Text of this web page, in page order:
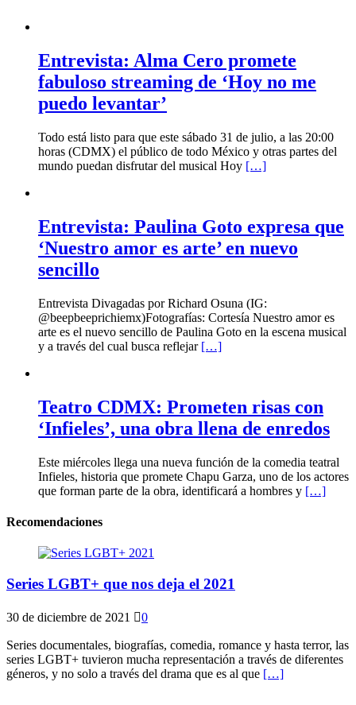
Entrevista: Alma Cero promete
fabuloso streaming de ‘Hoy no me
puedo levantar’
Todo está listo para que este sábado 31 de julio, a las 20:00
horas (CDMX) el público de todo México y otras partes del
mundo puedan disfrutar del musical Hoy […]
Entrevista: Paulina Goto expresa que
‘Nuestro amor es arte’ en nuevo
sencillo
Entrevista Divagadas por Richard Osuna (IG:
@beepbeeprichiemx)Fotografías: Cortesía Nuestro amor es
arte es el nuevo sencillo de Paulina Goto en la escena musical
y a través del cual busca reflejar […]
Teatro CDMX: Prometen risas con
‘Infieles’, una obra llena de enredos
Este miércoles llega una nueva función de la comedia teatral
Infieles, historia que promete Chapu Garza, uno de los actores
que forman parte de la obra, identificará a hombres y […]
Recomendaciones
Series LGBT+ que nos deja el 2021
30 de diciembre de 2021 0
Series documentales, biografías, comedia, romance y hasta terror, las
series LGBT+ tuvieron mucha representación a través de diferentes
géneros, y no solo a través del drama que es al que […]